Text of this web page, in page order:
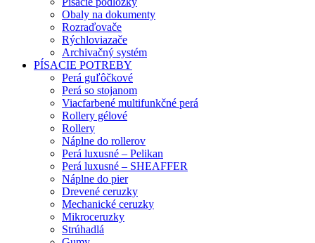
Obaly na dokumenty
Rozraďovače
Rýchloviazače
Archivačný systém
PÍSACIE POTREBY
Perá guľôčkové
Perá so stojanom
Viacfarbené multifunkčné perá
Rollery gélové
Rollery
Náplne do rollerov
Perá luxusné – Pelikan
Perá luxusné – SHEAFFER
Náplne do pier
Drevené ceruzky
Mechanické ceruzky
Mikroceruzky
Strúhadlá